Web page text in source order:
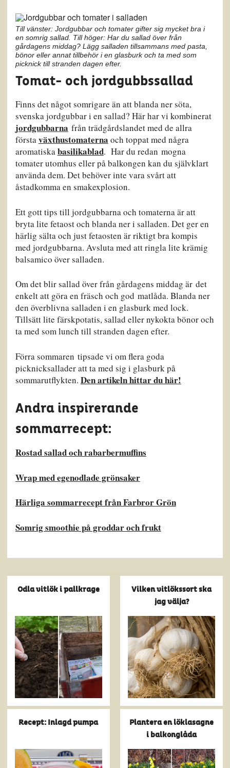
Till vänster: Jordgubbar och tomater gifter sig mycket bra i
en somrig sallad. Till höger: Har du sallad över från
gårdagens middag? Lägg salladen tillsammans med pasta,
bönor eller annat tillbehör i en glasburk och ta med som
picknick till stranden dagen efter.
Tomat- och jordgubbssallad
Finns det något somrigare än att blanda ner söta,
svenska jordgubbar i en sallad? Här har vi kombinerat
jordgubbarna från trädgårdslandet med de allra
förstaväxthustomaterna och toppat med några
aromatiskabasilikablad. Har du redan mogna
tomater utomhus eller på balkongen kan du självklart
använda dem. Det behöver inte vara svårt att
åstadkomma en smakexplosion.
Ett gott tips till jordgubbarna och tomaterna är att
bryta lite fetaost och blanda ner i salladen. Det ger en
härlig sälta och just fetaosten är riktigt bra kompis
med jordgubbarna. Avsluta med att ringla lite krämig
balsamico över salladen.
Om det blir sallad över från gårdagens middag är det
enkelt att göra en fräsch och god matlåda. Blanda ner
den överblivna salladen i en glasburk med lock.
Tillsätt lite färskpotatis, sallad eller nykokta bönor och
ta med som lunch till stranden dagen efter.
Förra sommaren tipsade vi om flera goda
picknicksallader att ta med sig i glasburk på
sommarutflykten. Den artikeln hittar du här!
Andra inspirerande
sommarrecept:
Rostad sallad och rabarbermuffins
Wrap med egenodlade grönsaker
Härliga sommarrecept från Farbror Grön
Somrig smoothie på groddar och frukt
Odla vitlök i pallkrage
Vilken vitlökssort ska
jag välja?
Recept: Inlagd pumpa
Plantera en löklasagne
i balkonglåda